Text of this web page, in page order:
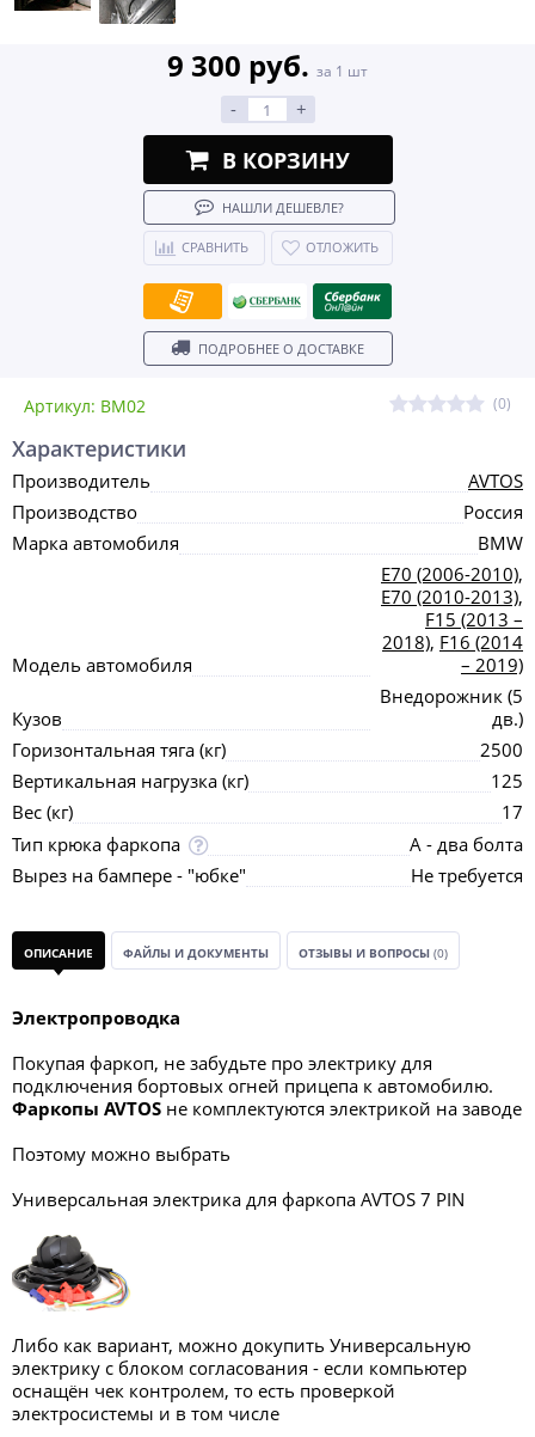
Артикул: BM02 (0)
9 300 руб. за 1 шт
- +
В КОРЗИНУ
НАШЛИ ДЕШЕВЛЕ?
СРАВНИТЬ ОТЛОЖИТЬ
ПОДРОБНЕЕ О ДОСТАВКЕ
Характеристики
Производитель
AVTOS
Производство
Россия
Марка автомобиля
BMW
Модель автомобиля
E70 (2006-2010),
E70 (2010-2013),
F15 (2013 –
2018), F16 (2014
– 2019)
Кузов
Внедорожник (5
дв.)
Горизонтальная тяга (кг)
2500
Вертикальная нагрузка (кг)
125
Вес (кг)
17
Тип крюка фаркопа
А - два болта
Вырез на бампере - "юбке"
Не требуется
ОПИСАНИЕ ФАЙЛЫ И ДОКУМЕНТЫ ОТЗЫВЫ И ВОПРОСЫ (0)
Электропроводка
Покупая фаркоп, не забудьте про электрику для
подключения бортовых огней прицепа к автомобилю.
Фаркопы AVTOS не комплектуются электрикой на заводе
Поэтому можно выбрать
Универсальная электрика для фаркопа AVTOS 7 PIN
Либо как вариант, можно докупить Универсальную
электрику с блоком согласования - если компьютер
оснащён чек контролем, то есть проверкой
электросистемы и в том числе